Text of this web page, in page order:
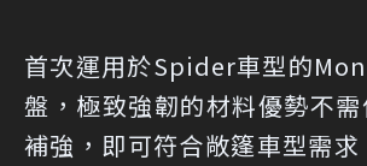
首次運用於Spider車型的
盤，極致強韌的材料優勢不
補強，即可符合敞篷車型需